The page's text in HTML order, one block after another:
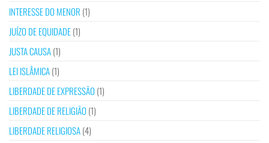
INTERESSE DO MENOR (1)
JUÍZO DE EQUIDADE(1)
JUSTA CAUSA(1)
LEI ISLÂMICA(1)
LIBERDADE DE EXPRESSÃO (1)
LIBERDADE DE RELIGIÃO (1)
LIBERDADE RELIGIOSA(4)